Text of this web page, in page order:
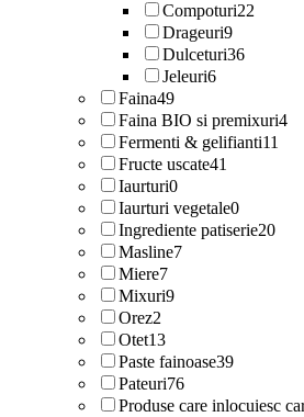
Compoturi22
Drageuri9
Dulceturi36
Jeleuri6
Faina49
Faina BIO si premixuri4
Fermenti & gelifianti11
Fructe uscate41
Iaurturi0
Iaurturi vegetale0
Ingrediente patiserie20
Masline7
Miere7
Mixuri9
Orez2
Otet13
Paste fainoase39
Pateuri76
Produse care inlocuiesc